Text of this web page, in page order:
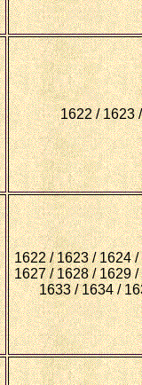
1622 / 1623
1622 / 1623 / 1624
1627 / 1628 / 1629
1633 / 1634 /